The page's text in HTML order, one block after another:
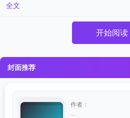
全文
开始阅读
封面推荐
作者：